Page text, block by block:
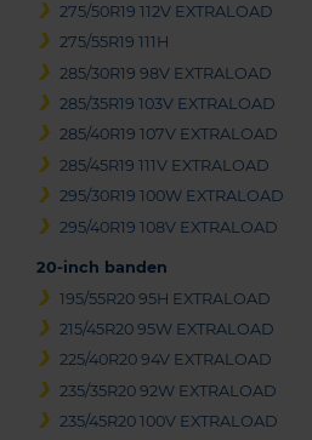
275/50R19 112V EXTRALOAD
275/55R19 111H
285/30R19 98V EXTRALOAD
285/35R19 103V EXTRALOAD
285/40R19 107V EXTRALOAD
285/45R19 111V EXTRALOAD
295/30R19 100W EXTRALOAD
295/40R19 108V EXTRALOAD
20-inch banden
195/55R20 95H EXTRALOAD
215/45R20 95W EXTRALOAD
225/40R20 94V EXTRALOAD
235/35R20 92W EXTRALOAD
235/45R20 100V EXTRALOAD